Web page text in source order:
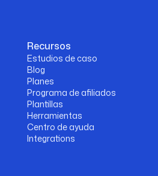
Recursos
Estudios de caso
Blog
Planes
Programa de afiliados
Plantillas
Herramientas
Centro de ayuda
Integrations